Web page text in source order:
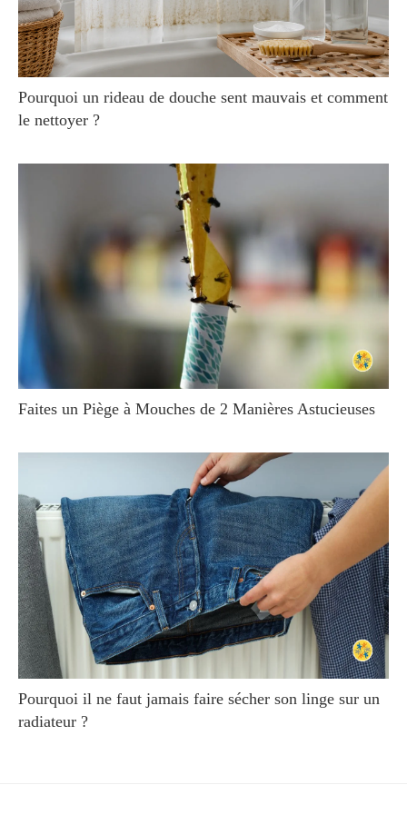
Pourquoi un rideau de douche sent mauvais et comment
le nettoyer ?
Faites un Piège à Mouches de 2 Manières Astucieuses
Pourquoi il ne faut jamais faire sécher son linge sur un
radiateur ?